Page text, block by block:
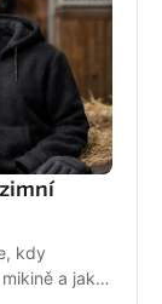
kdy
a jak